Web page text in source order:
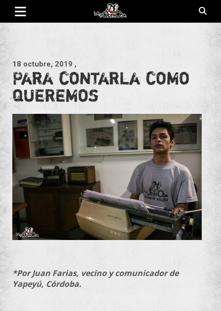
Saltar
contenido
La Poderosa
18 octubre, 2019 ,
Para contarla como
queremos
*Por Juan Farias, vecino y comunicador de
Yapeyú, Córdoba.